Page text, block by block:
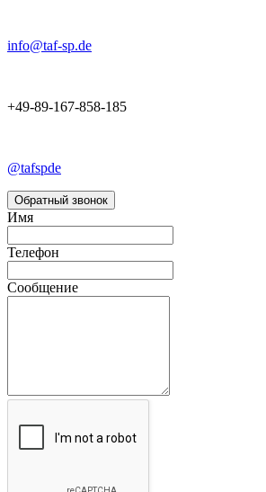
info@taf-sp.de
+49-89-167-858-185
@tafspde
Обратный звонок
Имя
Телефон
Сообщение